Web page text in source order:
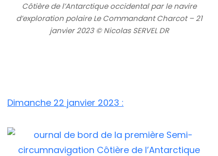
Côtière de l’Antarctique occidental par le navire
d’exploration polaire Le Commandant Charcot – 21
janvier 2023 © Nicolas SERVEL DR
Dimanche 22 janvier 2023 :